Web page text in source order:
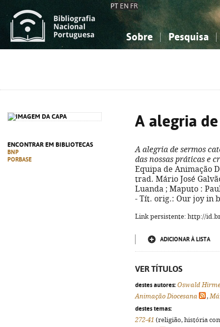
PT EN FR
Sobre Pesquisa
ENCONTRAR EM BIBLIOTECAS
BNP
PORBASE
A alegria
A alegria de sermos
das nossas práticas e
Equipa de Animação
trad. Mário José
Luanda ; Maputo :
- Tít. orig.: Our joy in
Link persistente: http://
ADICIONAR À LISTA
VER TÍTULOS
destes autores: Oswald
Animação Diocesana
,
destes temas:
272-41 (religião, história